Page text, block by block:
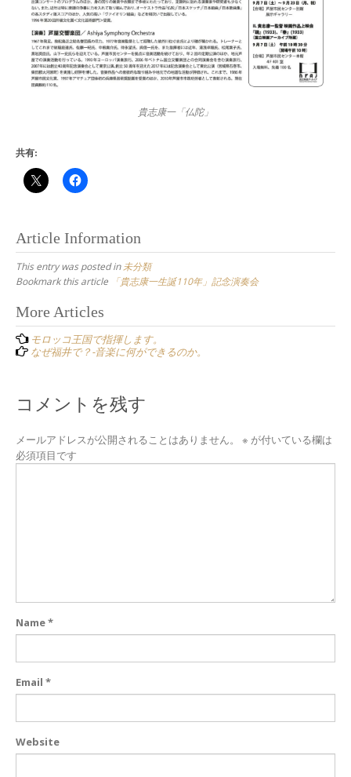
貴志康一「仏陀」
共有:
Article Information
This entry was posted in 未分類
Bookmark this article
「貴志康一生誕110年」記念演奏会
Post
navigation
More Articles
モロッコ王国で指揮します。
なぜ福井で？-音楽に何ができるのか。
コメントを残す
メールアドレスが公開されることはありません。 ※ が付いている欄は
必須項目です
Name*
Email *
Website